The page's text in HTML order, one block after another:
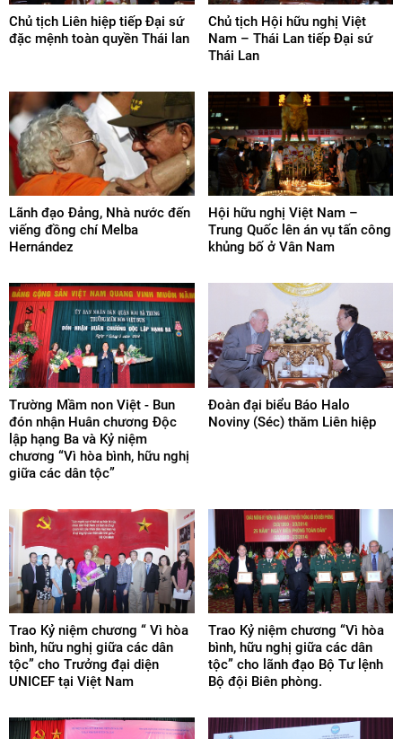
Chủ tịch Liên hiệp tiếp Đại sứ
đặc mệnh toàn quyền Thái lan
Chủ tịch Hội hữu nghị Việt
Nam – Thái Lan tiếp Đại sứ
Thái Lan
Lãnh đạo Đảng, Nhà nước đến
viếng đồng chí Melba
Hernández
Hội hữu nghị Việt Nam –
Trung Quốc lên án vụ tấn công
khủng bố ở Vân Nam
Trường Mầm non Việt - Bun
đón nhận Huân chương Độc
lập hạng Ba và Kỷ niệm
chương “Vì hòa bình, hữu nghị
giữa các dân tộc”
Đoàn đại biểu Báo Halo
Noviny (Séc) thăm Liên hiệp
Trao Kỷ niệm chương “ Vì hòa
bình, hữu nghị giữa các dân
tộc” cho Trưởng đại diện
UNICEF tại Việt Nam
Trao Kỷ niệm chương “Vì hòa
bình, hữu nghị giữa các dân
tộc” cho lãnh đạo Bộ Tư lệnh
Bộ đội Biên phòng.